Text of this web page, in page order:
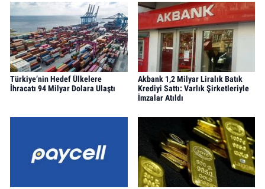
Türkiye’nin Hedef Ülkelere
İhracatı 94 Milyar Dolara Ulaştı
Akbank 1,2 Milyar Liralık Batık
Krediyi Sattı: Varlık Şirketleriyle
İmzalar Atıldı